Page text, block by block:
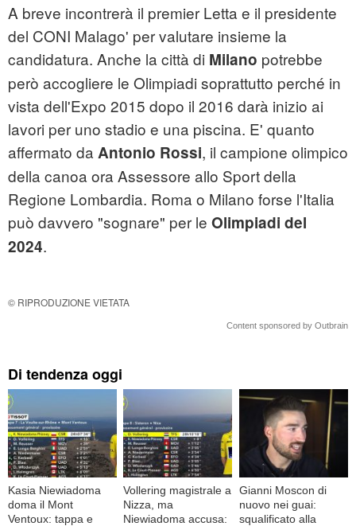
A breve incontrerà il premier Letta e il presidente
del CONI Malago' per valutare insieme la
candidatura. Anche la città di Milano potrebbe
però accogliere le Olimpiadi soprattutto perché in
vista dell'Expo 2015 dopo il 2016 darà inizio ai
lavori per uno stadio e una piscina. E' quanto
affermato da Antonio Rossi, il campione olimpico
della canoa ora Assessore allo Sport della
Regione Lombardia. Roma o Milano forse l'Italia
può davvero "sognare" per le Olimpiadi del
2024.
© RIPRODUZIONE VIETATA
Content sponsored by Outbrain
Di tendenza oggi
Kasia Niewiadoma
doma il Mont
Ventoux: tappa e
Vollering magistrale a
Nizza, ma
Niewiadoma accusa:
Gianni Moscon di
nuovo nei guai:
squalificato alla